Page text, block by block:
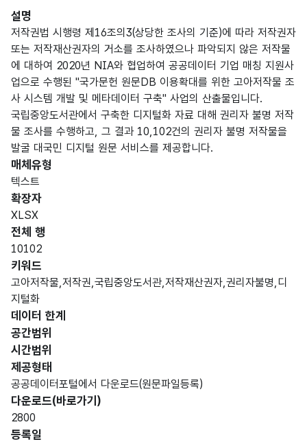
설명
저작권법 시행령 제16조의3(상당한 조사의 기준)에 따라 저작권자
또는 저작재산권자의 거소를 조사하였으나 파악되지 않은 저작물
에 대하여 2020년 NIA와 협업하여 공공데이터 기업 매칭 지원사
업으로 수행된 "국가문헌 원문DB 이용확대를 위한 고아저작물 조
사 시스템 개발 및 메타데이터 구축" 사업의 산출물입니다.
국립중앙도서관에서 구축한 디지털화 자료 대해 권리자 불명 저작
물 조사를 수행하고, 그 결과 10,102건의 권리자 불명 저작물을
발굴 대국민 디지털 원문 서비스를 제공합니다.
매체유형
텍스트
확장자
XLSX
전체 행
10102
키워드
고아저작물,저작권,국립중앙도서관,저작재산권자,권리자불명,디
지털화
데이터 한계
공간범위
시간범위
제공형태
공공데이터포털에서 다운로드(원문파일등록)
다운로드(바로가기)
2800
등록일